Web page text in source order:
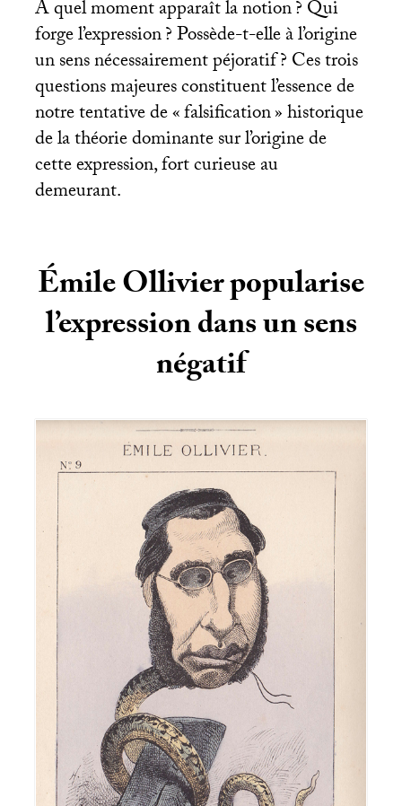
À quel moment apparaît la notion? Qui
forge l’expression? Possède-t-elle à l’origine
un sens nécessairement péjoratif? Ces trois
questions majeures constituent l’essence de
notre tentative de «falsification» historique
de la théorie dominante sur l’origine de
cette expression, fort curieuse au
demeurant.
Émile Ollivier popularise
l’expression dans un sens
négatif